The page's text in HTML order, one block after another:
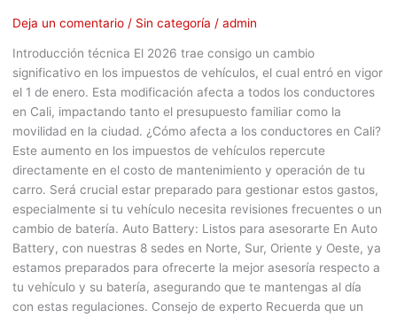
Deja un comentario / Sin categoría / admin
Introducción técnica El 2026 trae consigo un cambio
significativo en los impuestos de vehículos, el cual entró en vigor
el 1 de enero. Esta modificación afecta a todos los conductores
en Cali, impactando tanto el presupuesto familiar como la
movilidad en la ciudad. ¿Cómo afecta a los conductores en Cali?
Este aumento en los impuestos de vehículos repercute
directamente en el costo de mantenimiento y operación de tu
carro. Será crucial estar preparado para gestionar estos gastos,
especialmente si tu vehículo necesita revisiones frecuentes o un
cambio de batería. Auto Battery: Listos para asesorarte En Auto
Battery, con nuestras 8 sedes en Norte, Sur, Oriente y Oeste, ya
estamos preparados para ofrecerte la mejor asesoría respecto a
tu vehículo y su batería, asegurando que te mantengas al día
con estas regulaciones. Consejo de experto Recuerda que un